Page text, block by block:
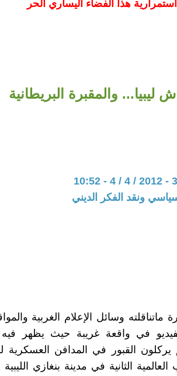
استمرارية هذا الفضاء اليساري الحر
ليبيا... والمقبرة البريطانية
ونقد الفكر الديني
وسائل الإعلام الغربية
في واقعة غريبة حيث يظهر
القبور في المدافن العسكرية
العالمية الثانية في مدينة بنغازي